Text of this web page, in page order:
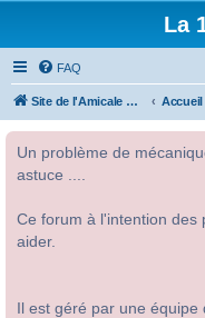
La
FAQ
Site de l'Amicale Citroën 10HP
Un problème de
astuce ....
Ce forum à l'intention des
aider.
Il est géré par une